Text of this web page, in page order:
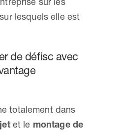
lesquels elle est
de défisc avec
totalement dans
et le montage de